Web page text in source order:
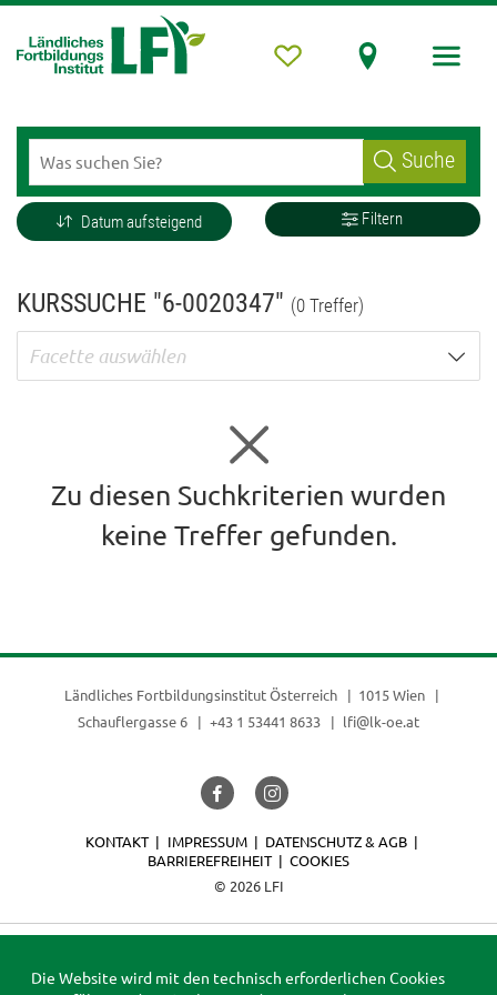
Suche
Datum aufsteigend Filtern
KURSSUCHE "6-0020347" (0 Treffer)
Facette auswählen
Zu diesen Suchkriterien wurden
keine Treffer gefunden.
Ländliches Fortbildungsinstitut Österreich
1015 Wien
Schauflergasse 6
+43 1 53441 8633 lfi@lk-oe.at
© 2026 LFI
KONTAKT IMPRESSUM
DATENSCHUTZ & AGB
BARRIEREFREIHEIT
COOKIES
Die Website wird mit den technisch erforderlichen Cookies